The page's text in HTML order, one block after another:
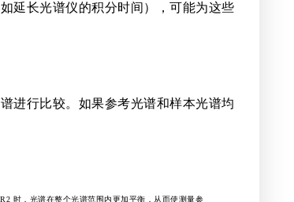
延长光谱仪的积分时间），可能为这些
进行比较。如果参考光谱和样本光谱均
时，光谱在整个光谱范围内更加平衡，从而使测量参